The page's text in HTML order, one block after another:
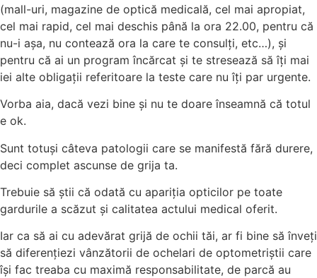
(mall-uri, magazine de optică medicală, cel mai apropiat,
cel mai rapid, cel mai deschis până la ora 22.00, pentru că
nu-i așa, nu contează ora la care te consulți, etc…), și
pentru că ai un program încărcat și te stresează să îți mai
iei alte obligații referitoare la teste care nu îți par urgente.
Vorba aia, dacă vezi bine și nu te doare înseamnă că totul
e ok.
Sunt totuși câteva patologii care se manifestă fără durere,
deci complet ascunse de grija ta.
Trebuie să știi că odată cu apariția opticilor pe toate
gardurile a scăzut și calitatea actului medical oferit.
Iar ca să ai cu adevărat grijă de ochii tăi, ar fi bine să înveți
să diferențiezi vânzătorii de ochelari de optometriștii care
își fac treaba cu maximă responsabilitate, de parcă au